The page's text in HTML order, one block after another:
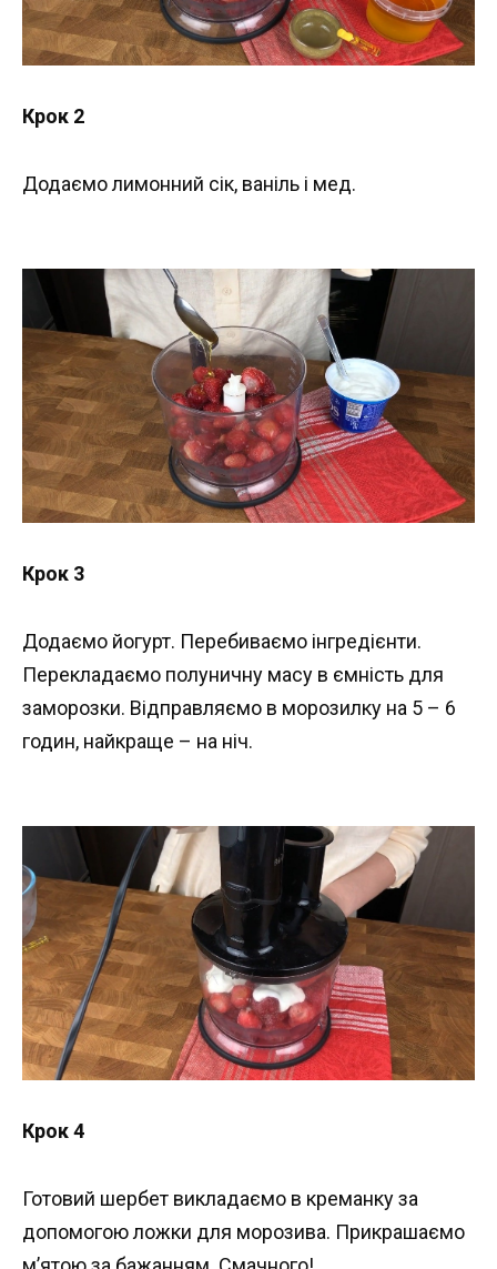
Крок 2
Додаємо лимонний сік, ваніль і мед.
Крок 3
Додаємо йогурт. Перебиваємо інгредієнти.
Перекладаємо полуничну масу в ємність для
заморозки. Відправляємо в морозилку на 5 – 6
годин, найкраще – на ніч.
Крок 4
Готовий шербет викладаємо в креманку за
допомогою ложки для морозива. Прикрашаємо